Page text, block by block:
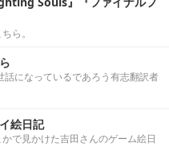
ら。
話になっているであろう有志翻訳者
絵日記
で見かけた吉田さんのゲーム絵日